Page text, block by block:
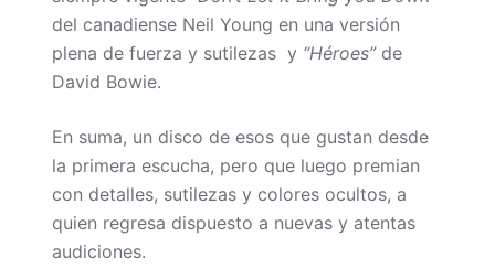
del canadiense Neil Young en una versión
plena de fuerza y sutilezas y “Héroes”de
David Bowie.
En suma, un disco de esos que gustan desde
la primera escucha, pero que luego premian
con detalles, sutilezas y colores ocultos, a
quien regresa dispuesto a nuevas y atentas
audiciones.